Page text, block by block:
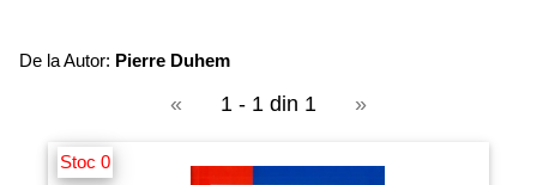
De la Autor: Pierre Duhem
« 1 - 1 din 1 »
Stoc 0